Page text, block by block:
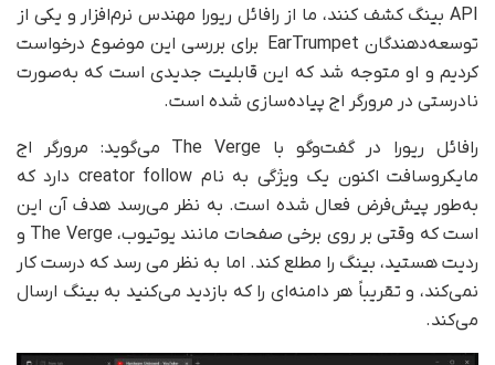
API بینگ کشف کنند، ما از رافائل ریورا مهندس نرم‌افزار و یکی از
توسعه‌دهندگان EarTrumpet برای بررسی این موضوع درخواست
کردیم و او متوجه شد که این قابلیت جدیدی است که به‌صورت
نادرستی در مرورگر اج پیاده‌سازی شده است.
رافائل ریورا در گفت‌وگو با The Verge می‌گوید: مرورگر اج
مایکروسافت اکنون یک ویژگی به نام creator follow دارد که
به‌طور پیش‌فرض فعال شده است. به نظر می‌رسد هدف آن این
است که وقتی بر روی برخی صفحات مانند یوتیوب، The Verge و
ردیت هستید، بینگ را مطلع کند. اما به نظر می رسد که درست کار
نمی‌کند، و تقریباً هر دامنه‌ای را که بازدید می‌کنید به بینگ ارسال
می‌کند.